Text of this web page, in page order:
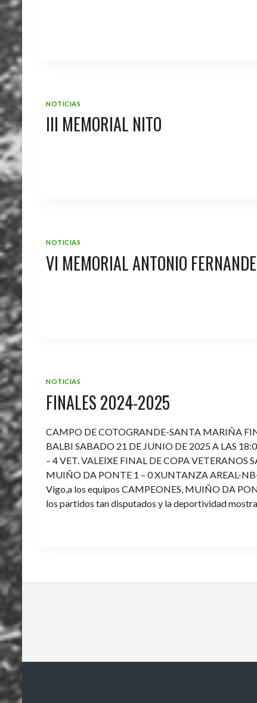
NOTICIAS
III MEMORIAL NITO
NOTICIAS
VI MEMORIAL ANTONIO
NOTICIAS
FINALES 2024-2025
CAMPO DE COTOGRANDE-SANTA MARIÑA
BALBI SABADO 21 DE JUNIO DE 2025 A LAS
– 4 VET. VALEIXE FINAL DE COPA VETERANOS
MUIÑO DA PONTE 1 – 0 XUNTANZA AREAL-
Vigo,a los equipos CAMPEONES, MUIÑO DA
los partidos tan disputados y la deportividad